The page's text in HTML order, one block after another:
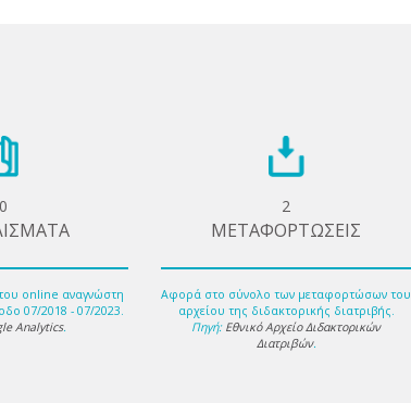
0
online αναγνώστη
07/2018 - 07/2023.
Analytics.
2
ΜΕΤΑΦΟΡΤΩΣΕΙΣ
Αφορά στο σύνολο των μεταφορτώσων του
αρχείου της διδακτορικής διατριβής.
Πηγή: Εθνικό Αρχείο Διδακτορικών
Διατριβών.